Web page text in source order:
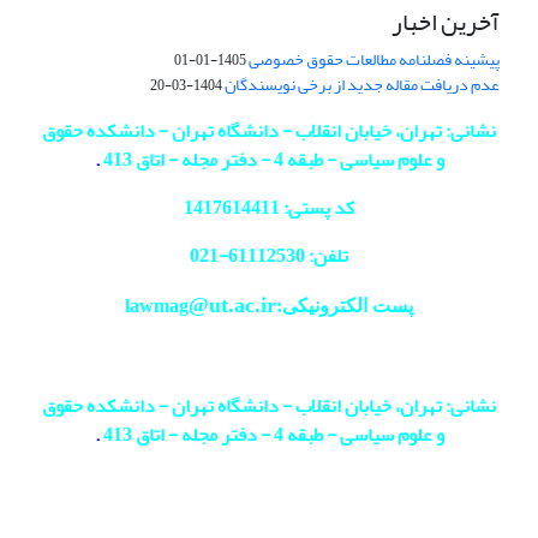
آخرین اخبار
پیشینه فصلنامه مطالعات حقوق خصوصی1405-01-01
عدم دریافت مقاله جدید از برخی نویسندگان1404-03-20
نشانی: تهران، خیابان انقلاب - دانشگاه تهران - دانشکده حقوق
و علوم سیاسی - طبقه 4 - دفتر مجله - اتاق 413
.
کد پستی: 1417614411
تلفن: 61112530-
021
پست الکترونیکی:lawmag@ut.ac.ir
نشانی: تهران، خیابان انقلاب - دانشگاه تهران - دانشکده حقوق
و علوم سیاسی - طبقه 4 - دفتر مجله - اتاق 413
.